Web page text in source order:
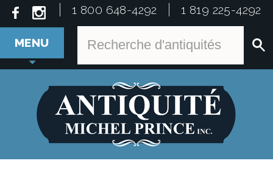
1 800 648-4292 1 819 225-4292
MENU